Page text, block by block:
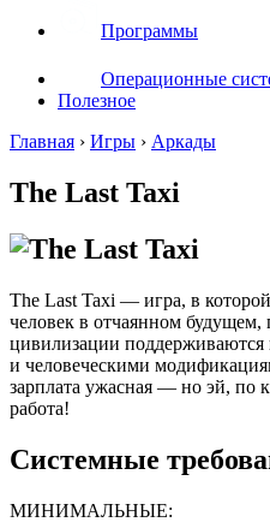
Программы
Операционные
Полезное
Главная › Игры › Аркады
The Last Taxi
The Last Taxi — игра, в
человек в отчаянном будущем,
цивилизации поддерживаются
и человеческими
зарплата ужасная — но эй, по
работа!
Системные
МИНИМАЛЬНЫЕ: